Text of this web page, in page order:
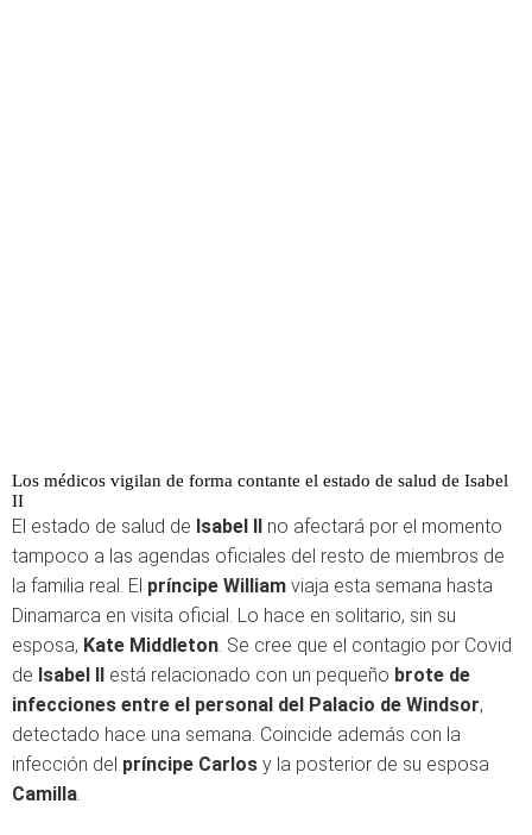
Los médicos vigilan de forma contante el estado de salud de Isabel
II
El estado de salud de Isabel II no afectará por el momento
tampoco a las agendas oficiales del resto de miembros de
la familia real. El príncipe William viaja esta semana hasta
Dinamarca en visita oficial. Lo hace en solitario, sin su
esposa, Kate Middleton. Se cree que el contagio por Covid
de Isabel II está relacionado con un pequeño brote de
infecciones entre el personal del Palacio de Windsor,
detectado hace una semana. Coincide además con la
infección del príncipe Carlos y la posterior de su esposa
Camilla.